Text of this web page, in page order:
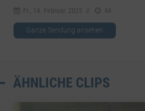
Fr., 14. Februar. 2025 44
Ganze Sendung ansehen
ÄHNLICHE CLIPS